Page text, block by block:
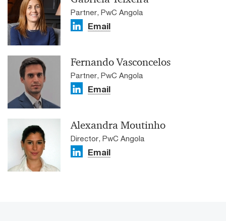
Partner, PwC Angola
Email
Fernando Vasconcelos
Partner, PwC Angola
Email
Alexandra Moutinho
Director, PwC Angola
Email